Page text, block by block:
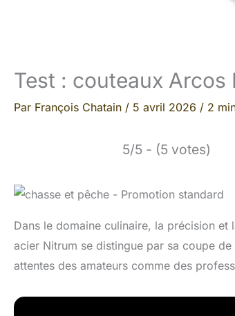
Test : couteaux Arcos
Par François Chatain / 5 avril 2026 / 2
5/5 - (5 votes)
Dans le domaine culinaire, la précision et
acier Nitrum se distingue par sa coupe
attentes des amateurs comme des